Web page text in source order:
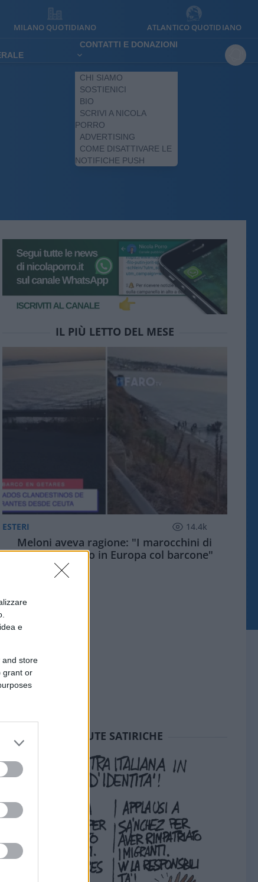
e
and store
grant or
MILANO QUOTIDIANO ATLANTICO QUOTIDIANO
CONTATTI E DONAZIONI
CHI SIAMO
SOSTIENICI
BIO
SCRIVI A NICOLA
PORRO
ADVERTISING
COME DISATTIVARE LE
NOTIFICHE PUSH
IL PIÙ LETTO DEL MESE
ESTERI 14.4k
Meloni aveva ragione: "I marocchini di
Ceuta sbarcano in Europa col barcone"
SEDUTE SATIRICHE